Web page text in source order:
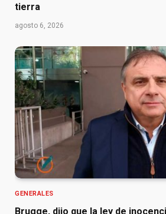
tierra
agosto 6, 2026
GENERALES
Brugge, dijo que la ley de